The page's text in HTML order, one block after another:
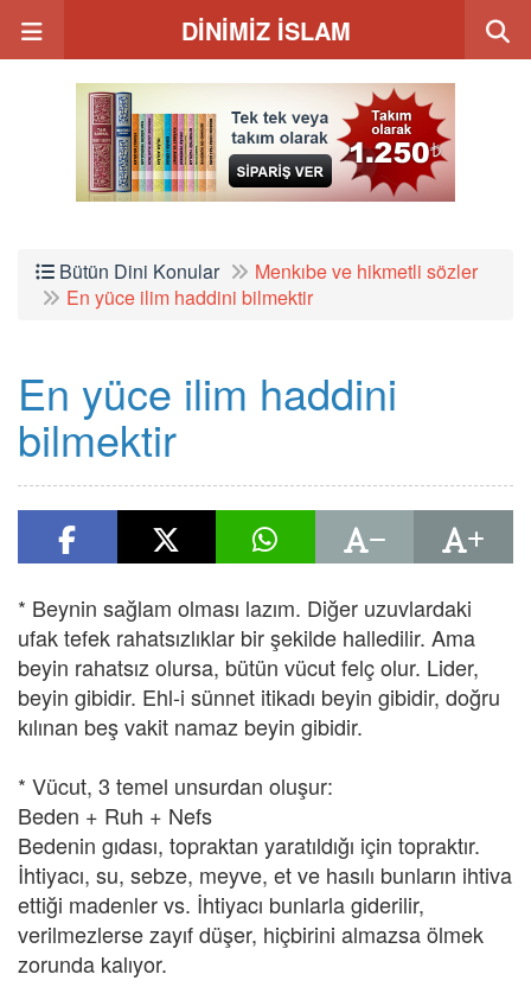
DİNİMİZ İSLAM
Bütün Dini Konular
Menkıbe ve hikmetli sözler
En yüce ilim haddini bilmektir
En yüce ilim haddini
bilmektir
* Beynin sağlam olması lazım. Diğer uzuvlardaki
ufak tefek rahatsızlıklar bir şekilde halledilir. Ama
beyin rahatsız olursa, bütün vücut felç olur. Lider,
beyin gibidir. Ehl-i sünnet itikadı beyin gibidir, doğru
kılınan beş vakit namaz beyin gibidir.
* Vücut, 3 temel unsurdan oluşur:
Beden + Ruh + Nefs
Bedenin gıdası, topraktan yaratıldığı için topraktır.
İhtiyacı, su, sebze, meyve, et ve hasılı bunların ihtiva
ettiği madenler vs. İhtiyacı bunlarla giderilir,
verilmezlerse zayıf düşer, hiçbirini almazsa ölmek
zorunda kalıyor.